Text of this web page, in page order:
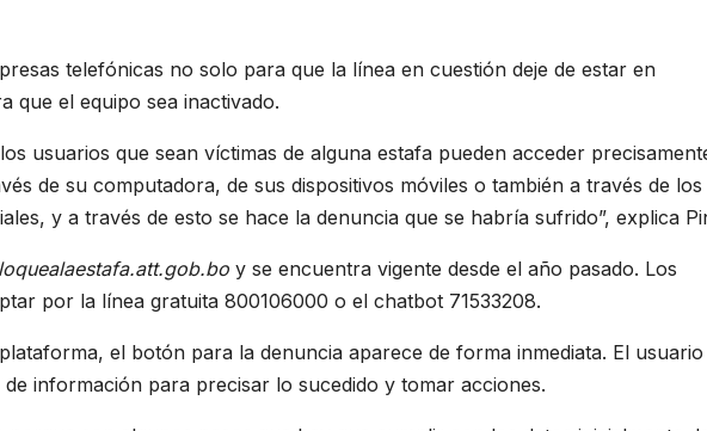
telefónicas no solo para que la línea en cuestión deje de estar en
que el equipo sea inactivado.
usuarios que sean víctimas de alguna estafa pueden acceder
de su computadora, de sus dispositivos móviles o también a través de los
y a través de esto se hace la denuncia que se habría sufrido”, explica
y se encuentra vigente desde el año pasado. Los
por la línea gratuita 800106000 o el chatbot 71533208.
el botón para la denuncia aparece de forma inmediata. El
información para precisar lo sucedido y tomar acciones.